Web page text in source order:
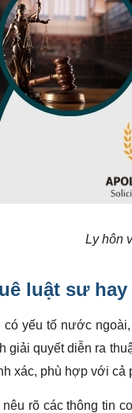
Ly hôn
luật sưhay
có yếu tố nước
giải quyết diễn ra
xác, phù hợp với cả
rõ các thông tin